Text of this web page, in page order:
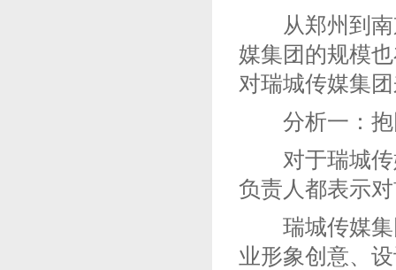
从郑州到南
媒集团的规模
对瑞城传媒集
分析一：抱
对于瑞城传
负责人都表示
瑞城传媒集
业形象创意、